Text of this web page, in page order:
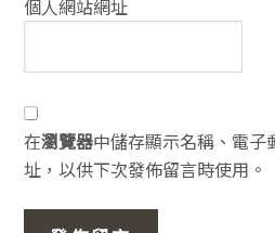
個人網站網址
在瀏覽器中儲存顯示名稱、電
址，以供下次發佈留言時使用。